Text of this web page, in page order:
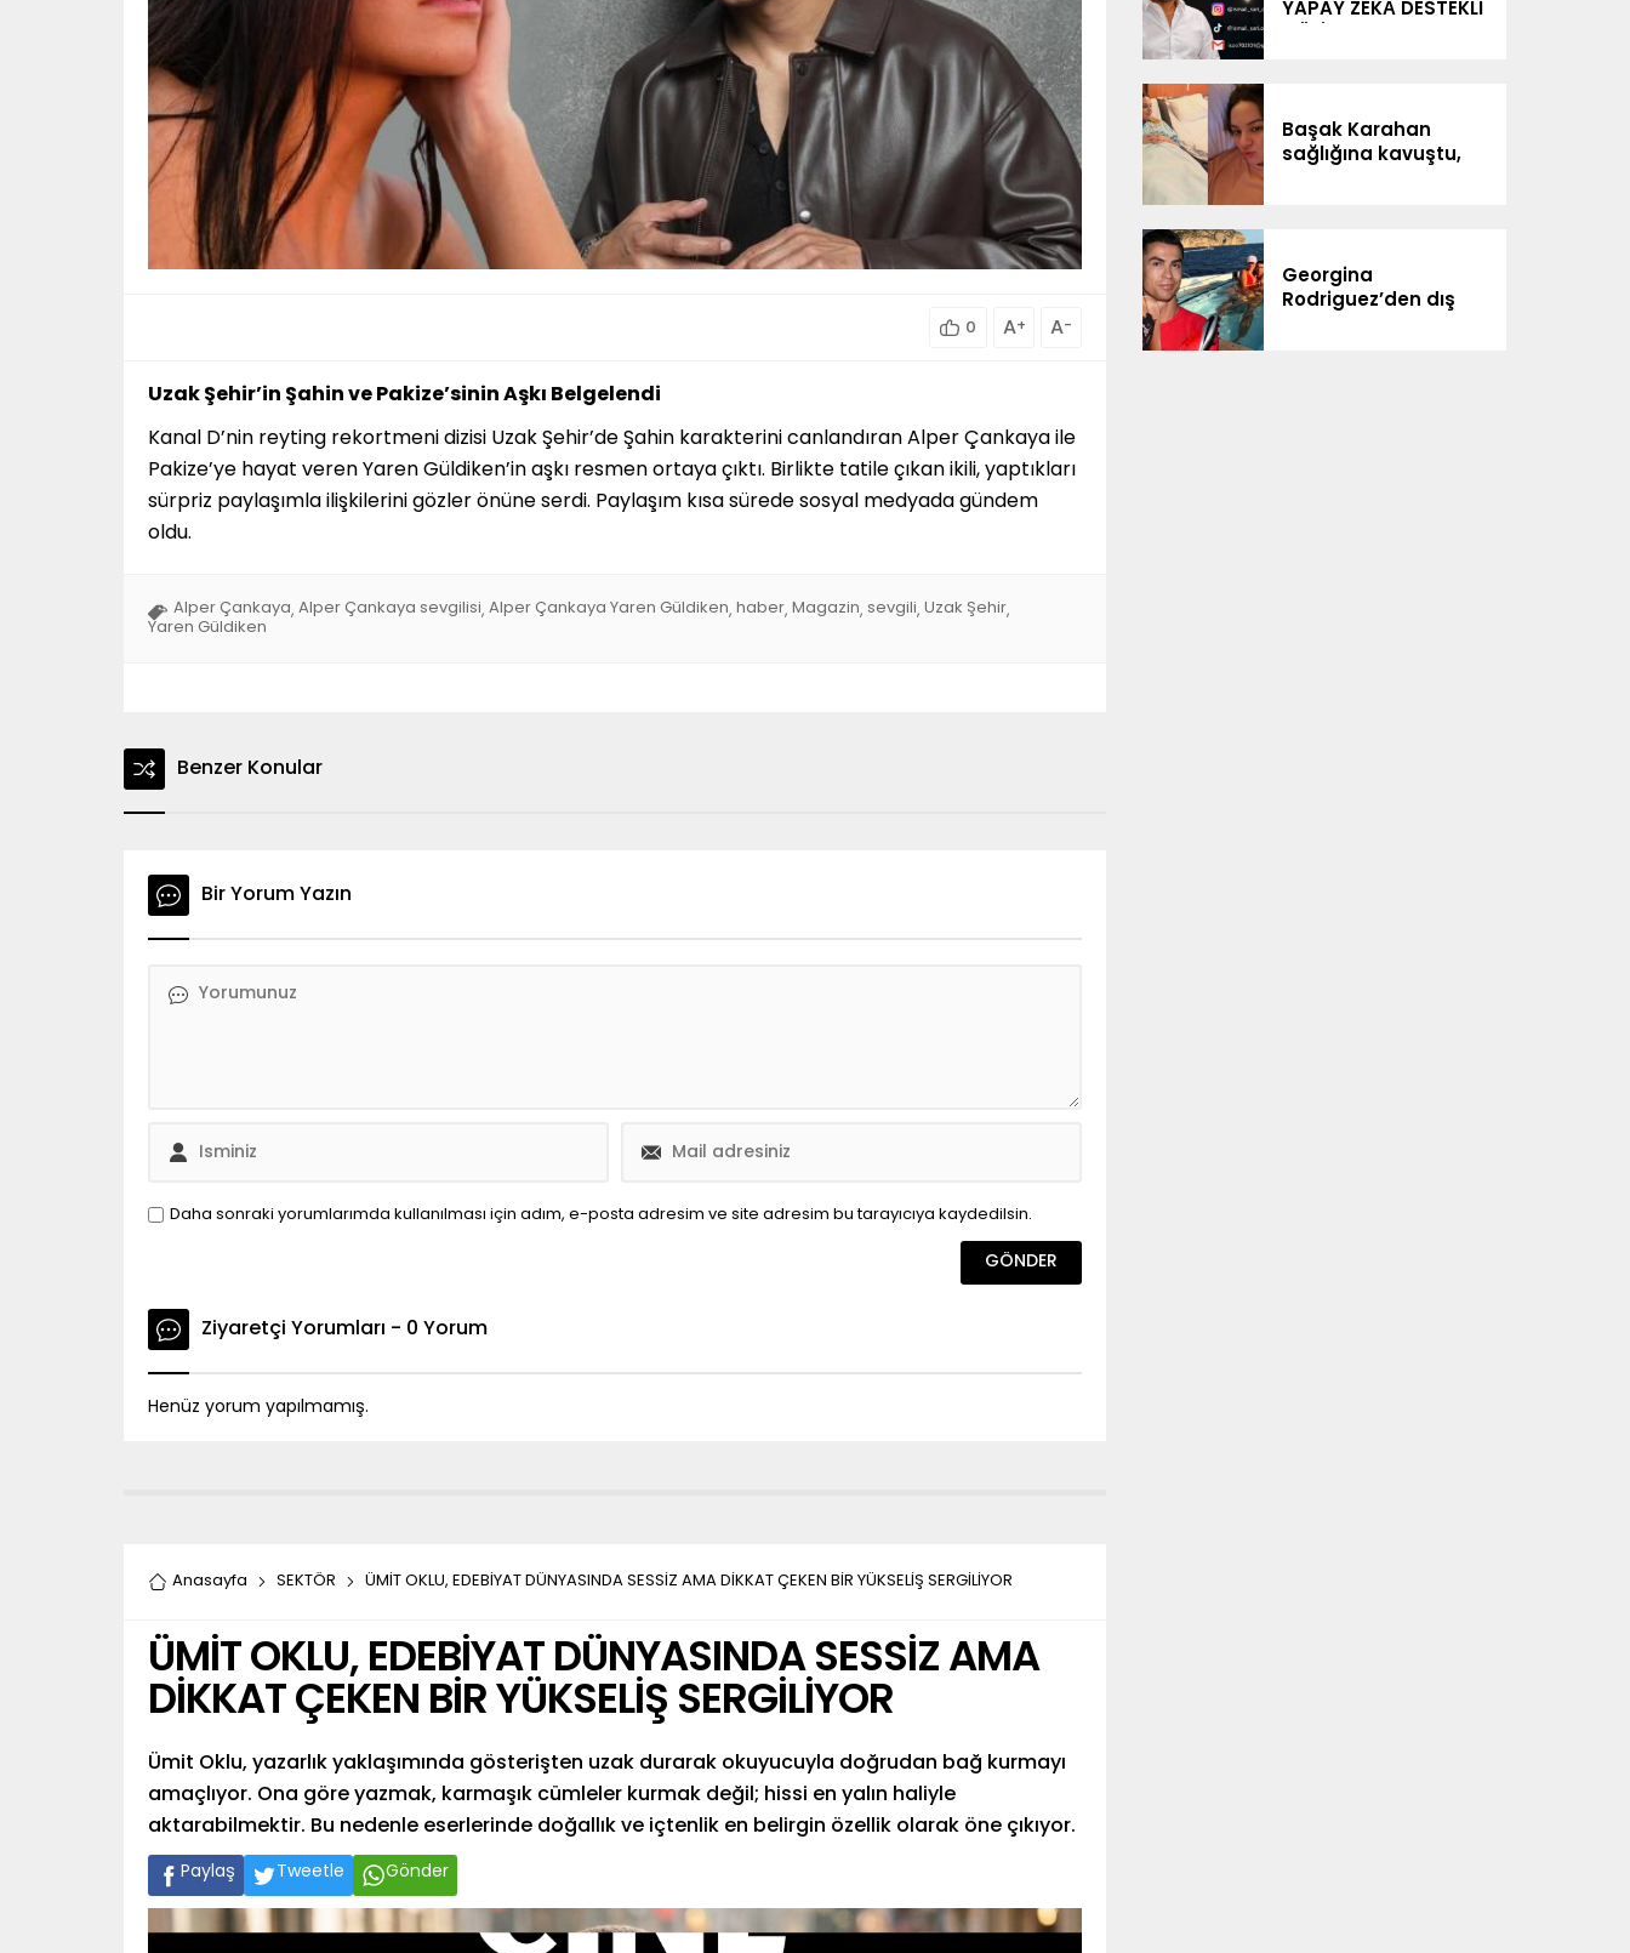
0 A+ A-
Uzak Şehir’in Şahin ve Pakize’sinin Aşkı Belgelendi
Kanal D’nin reyting rekortmeni dizisi Uzak Şehir’de Şahin karakterini canlandıran Alper Çankaya ile
Pakize’ye hayat veren Yaren Güldiken’in aşkı resmen ortaya çıktı. Birlikte tatile çıkan ikili, yaptıkları
sürpriz paylaşımla ilişkilerini gözler önüne serdi. Paylaşım kısa sürede sosyal medyada gündem
oldu.
Alper Çankaya, Alper Çankaya sevgilisi, Alper Çankaya Yaren Güldiken, haber, Magazin, sevgili, Uzak Şehir,
Yaren Güldiken
Benzer Konular
Bir Yorum Yazın
Daha sonraki yorumlarımda kullanılması için adım, e-posta adresim ve site adresim bu tarayıcıya kaydedilsin.
Ziyaretçi Yorumları - 0 Yorum
Henüz yorum yapılmamış.
Anasayfa SEKTÖR ÜMİT OKLU, EDEBİYAT DÜNYASINDA SESSİZ AMA DİKKAT ÇEKEN BİR YÜKSELİŞ SERGİLİYOR
ÜMİT OKLU, EDEBİYAT DÜNYASINDA SESSİZ AMA
DİKKAT ÇEKEN BİR YÜKSELİŞ SERGİLİYOR
Ümit Oklu, yazarlık yaklaşımında gösterişten uzak durarak okuyucuyla doğrudan bağ kurmayı
amaçlıyor. Ona göre yazmak, karmaşık cümleler kurmak değil; hissi en yalın haliyle
aktarabilmektir. Bu nedenle eserlerinde doğallık ve içtenlik en belirgin özellik olarak öne çıkıyor.
Paylaş Tweetle Gönder
YAPAY ZEKÂ DESTEKLİ
Başak Karahan
sağlığına kavuştu,
Georgina
Rodriguez’den dış